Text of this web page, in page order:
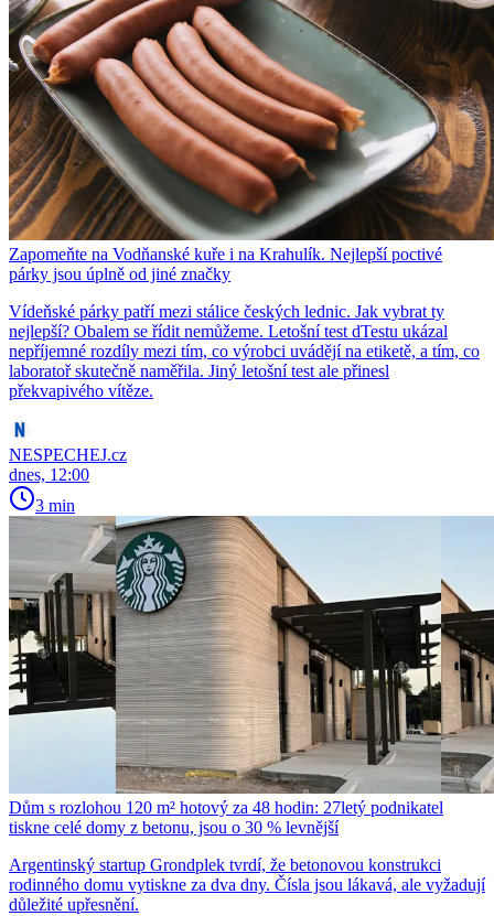
Zapomeňte na Vodňanské kuře i na Krahulík. Nejlepší poctivé
párky jsou úplně od jiné značky
Vídeňské párky patří mezi stálice českých lednic. Jak vybrat ty
nejlepší? Obalem se řídit nemůžeme. Letošní test dTestu ukázal
nepříjemné rozdíly mezi tím, co výrobci uvádějí na etiketě, a tím, co
laboratoř skutečně naměřila. Jiný letošní test ale přinesl
překvapivého vítěze.
NESPECHEJ.cz
dnes, 12:00
3 min
Dům s rozlohou 120 m² hotový za 48 hodin: 27letý podnikatel
tiskne celé domy z betonu, jsou o 30 % levnější
Argentinský startup Grondplek tvrdí, že betonovou konstrukci
rodinného domu vytiskne za dva dny. Čísla jsou lákavá, ale vyžadují
důležité upřesnění.